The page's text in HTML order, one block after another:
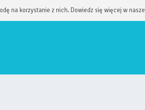
na korzystanie z nich. Dowiedz się więcej w